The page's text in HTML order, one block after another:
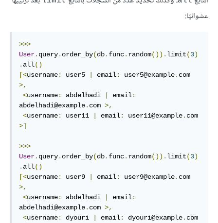
عشوائيّا:
>>>
User. query. order_by(db. func. random()). limit(3)
. all()
[<username: user5 email: user5@example.
>,
<username: abdelhadi email:
abdelhadi@example. com >,
<username: user11 email: user11@example.
>]
>>>
User. query. order_by(db. func. random()). limit(3)
. all()
[<username: user9 email: user9@example.
>,
<username: abdelhadi email:
abdelhadi@example. com >,
<username: dyouri email: dyouri@example.